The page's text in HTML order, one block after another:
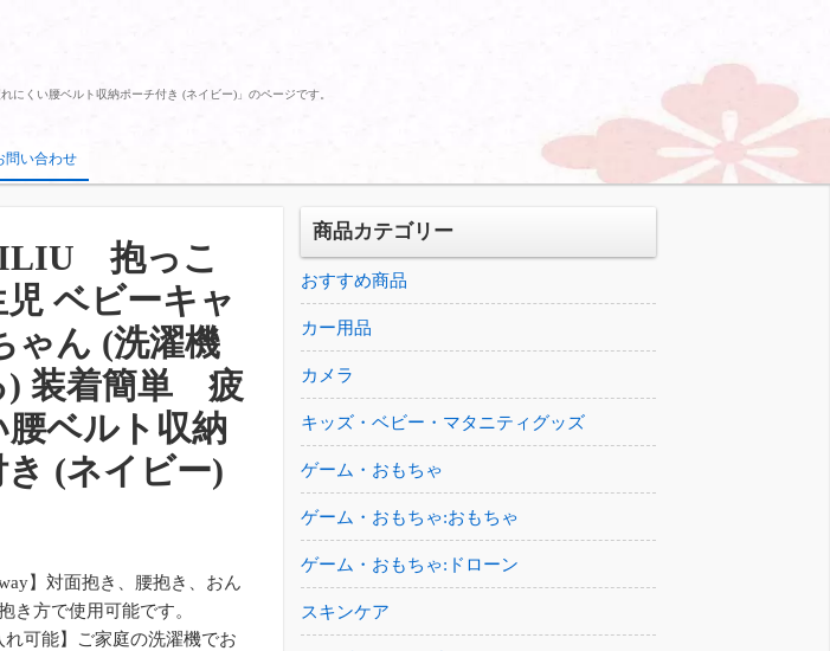
くい腰ベルト収納ポーチ付き (ネイビー)」のページです。
問い合わせ
抱っこ
ベビーキャ
ゃん (洗濯機
) 装着簡単 疲
ベルト収納
(ネイビー)
】対面抱き、腰抱き、おん
き方で使用可能です。
れ可能】ご家庭の洗濯機でお
商品カテゴリー
おすすめ商品
カー用品
カメラ
キッズ・ベビー・マタニティグッズ
ゲーム・おもちゃ
ゲーム・おもちゃ:おもちゃ
ゲーム・おもちゃ:ドローン
スキンケア